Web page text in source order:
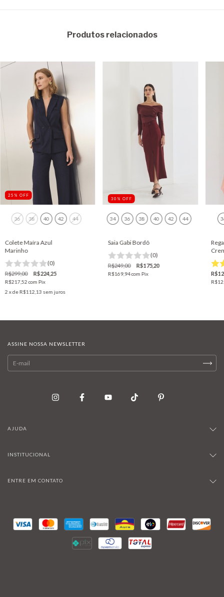
Produtos relacionados
25 % OFF
36 38 40 42 44
Colete Maíra Azul
Marinho
(0)
R$299,00 R$224,25
R$217,52com Pix
2 x deR$112,13 sem juros
30 % OFF
34 36 38 40 42 44
Saia Gabi Bordô
(0)
R$249,00 R$175,20
R$169,94com Pix
ASSINE NOSSA NEWSLETTER
AJUDA
INSTITUCIONAL
ENTRE EM CONTATO